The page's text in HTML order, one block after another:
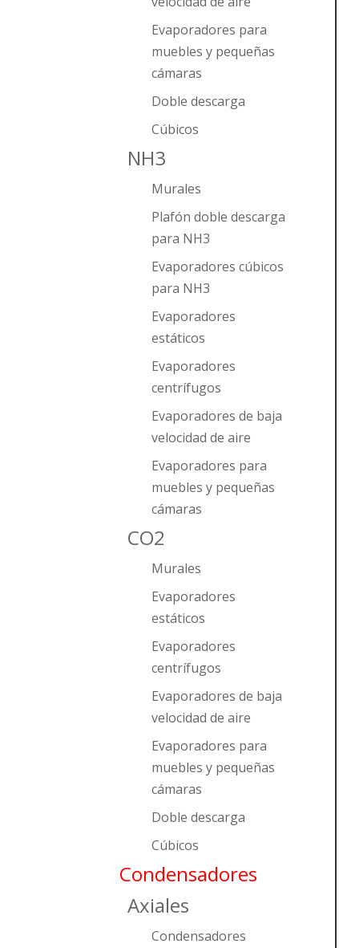
Evaporadores para
muebles y pequeñas
cámaras
Doble descarga
Cúbicos
NH3
Murales
Plafón doble descarga
para NH3
Evaporadores cúbicos
para NH3
Evaporadores
estáticos
Evaporadores
centrífugos
Evaporadores de baja
velocidad de aire
Evaporadores para
muebles y pequeñas
cámaras
CO2
Murales
Evaporadores
estáticos
Evaporadores
centrífugos
Evaporadores de baja
velocidad de aire
Evaporadores para
muebles y pequeñas
cámaras
Doble descarga
Cúbicos
Condensadores
Axiales
Condensadores